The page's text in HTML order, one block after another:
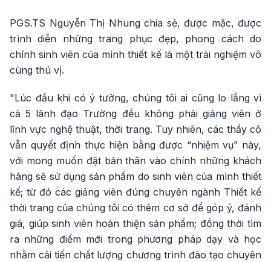
PGS.TS Nguyễn Thị Nhung chia sẻ, được mặc, được
trình diễn những trang phục đẹp, phong cách do
chính sinh viên của mình thiết kế là một trải nghiệm vô
cùng thú vị.
"Lúc đầu khi có ý tưởng, chúng tôi ai cũng lo lắng vì
cả 5 lãnh đạo Trường đều không phải giảng viên ở
lĩnh vực nghệ thuật, thời trang. Tuy nhiên, các thầy cô
vẫn quyết định thực hiện bằng được “nhiệm vụ” này,
với mong muốn đặt bản thân vào chính những khách
hàng sẽ sử dụng sản phẩm do sinh viên của mình thiết
kế; từ đó các giảng viên đúng chuyên ngành Thiết kế
thời trang của chúng tôi có thêm cơ sở để góp ý, đánh
giá, giúp sinh viên hoàn thiện sản phẩm; đồng thời tìm
ra những điểm mới trong phương pháp dạy và học
nhằm cải tiến chất lượng chương trình đào tạo chuyên